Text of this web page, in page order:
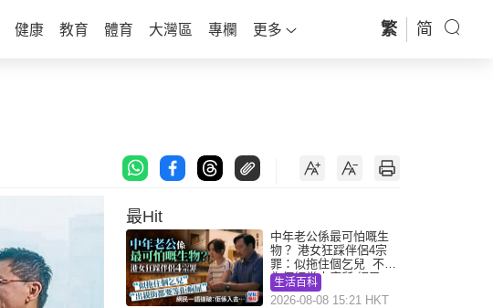
健康 教育 體育 大灣區 專欄 更多 繁 简
最Hit
中年老公係最可怕嘅生
物？ 港女狂踩伴侶4宗
罪：似拖住個乞兒 不解
為何經常去廁所 網民一
語道破
生活百科
2026-08-08 15:21 HKT